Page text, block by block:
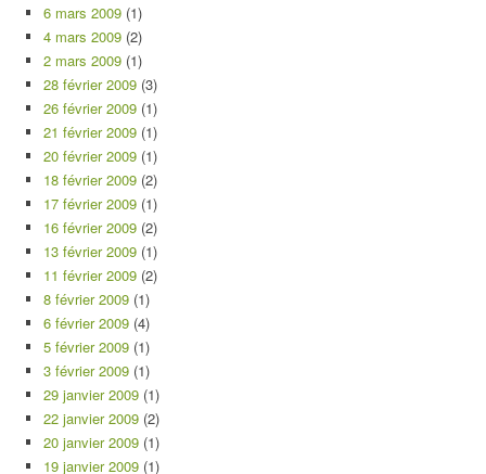
6 mars 2009 (1)
4 mars 2009 (2)
2 mars 2009 (1)
28 février 2009 (3)
26 février 2009 (1)
21 février 2009 (1)
20 février 2009 (1)
18 février 2009 (2)
17 février 2009 (1)
16 février 2009 (2)
13 février 2009 (1)
11 février 2009 (2)
8 février 2009 (1)
6 février 2009 (4)
5 février 2009 (1)
3 février 2009 (1)
29 janvier 2009 (1)
22 janvier 2009 (2)
20 janvier 2009 (1)
19 janvier 2009 (1)